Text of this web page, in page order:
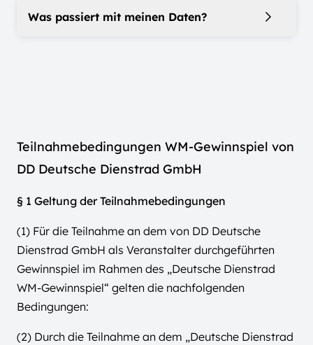
Was passiert mit meinen Daten?
Teilnahmebedingungen WM-Gewinnspiel von
DD Deutsche Dienstrad GmbH
§ 1 Geltung der Teilnahmebedingungen
(1) Für die Teilnahme an dem von DD Deutsche
Dienstrad GmbH als Veranstalter durchgeführten
Gewinnspiel im Rahmen des „Deutsche Dienstrad
WM-Gewinnspiel“ gelten die nachfolgenden
Bedingungen:
(2) Durch die Teilnahme an dem „Deutsche Dienstrad